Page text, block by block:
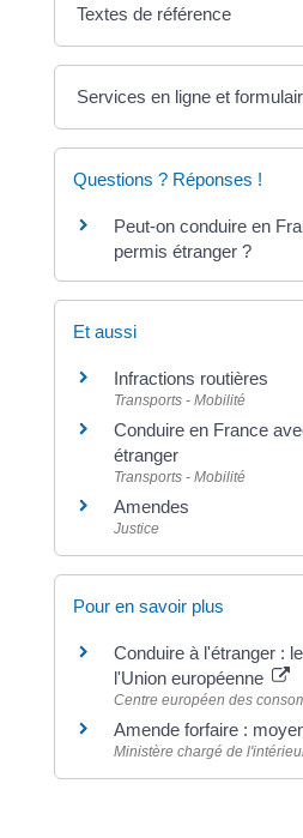
Textes de référence
Services en ligne et
Questions ? Réponses !
Peut-on conduire en
permis étranger ?
Et aussi
Infractions routières
Transports - Mobilité
Conduire en France
étranger
Transports - Mobilité
Amendes
Justice
Pour en savoir plus
Conduire à l'étranger :
l'Union européenne
Centre européen des
Amende forfaire :
Ministère chargé de